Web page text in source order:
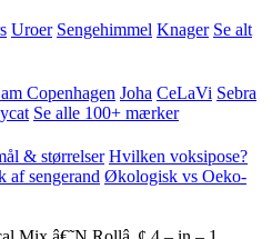
Uroer Sengehimmel Knager Se alt
Copenhagen Joha CeLaVi Sebra
Se alle 100+ mærker
& størrelser Hvilken voksipose?
af sengerand Økologisk vs Oeko-